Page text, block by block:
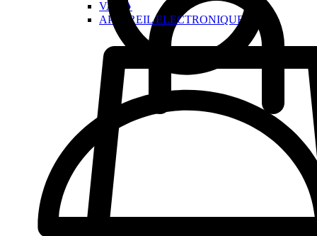
VAP ❱
APPAREIL ELECTRONIQUE ❱